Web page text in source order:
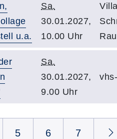
u.a.
Sa.
30.01.2027,
10.00 Uhr
Sa.
30.01.2027,
9.00 Uhr
5 6 7